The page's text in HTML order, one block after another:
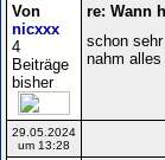
Von
nicxxx
4
Beiträge
bisher
re: Wann
schon
nahm alles
29.05.2024
um 13:28